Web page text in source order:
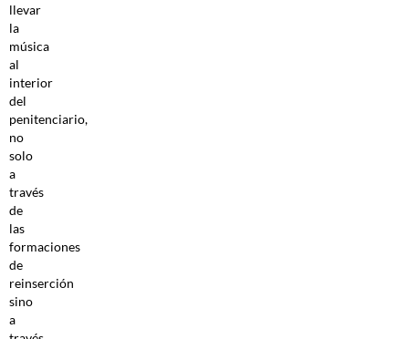
llevar
la
música
al
interior
del
penitenciario,
no
solo
a
través
de
las
formaciones
de
reinserción
sino
a